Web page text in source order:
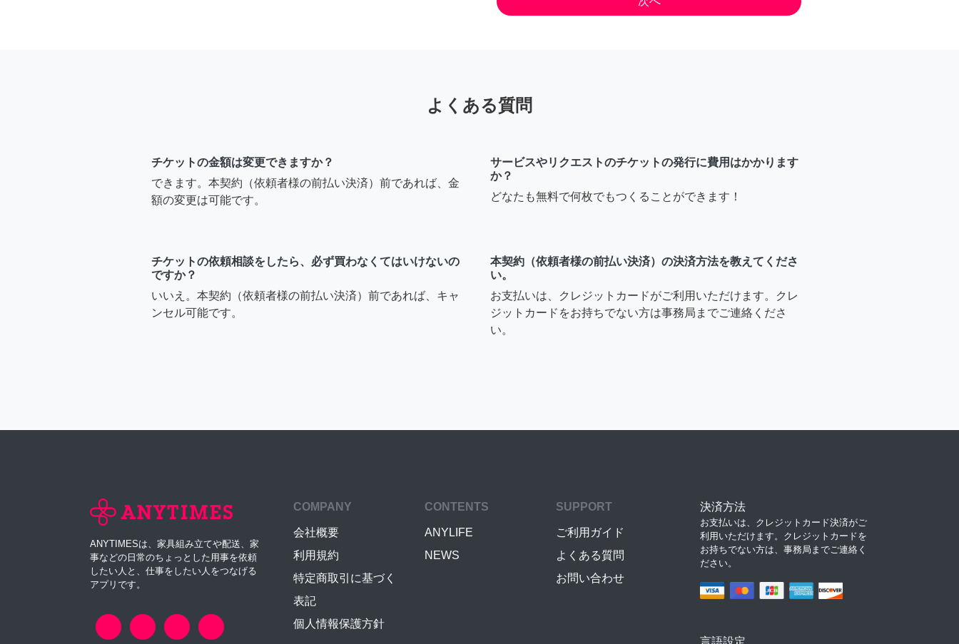
よくある質問
チケットの金額は変更できますか？
できます。本契約（依頼者様の前払い決済）前であれば、金
額の変更は可能です。
サービスやリクエストのチケットの発行に費用はかかります
か？
どなたも無料で何枚でもつくることができます！
チケットの依頼相談をしたら、必ず買わなくてはいけないの
ですか？
いいえ。本契約（依頼者様の前払い決済）前であれば、キャ
ンセル可能です。
本契約（依頼者様の前払い決済）の決済方法を教えてくださ
い。
お支払いは、クレジットカードがご利用いただけます。クレ
ジットカードをお持ちでない方は事務局までご連絡くださ
い。
ANYTIMESは、家具組み立てや配送、家
事などの日常のちょっとした用事を依頼
したい人と、仕事をしたい人をつなげる
アプリです。
COMPANY
会社概要
利用規約
特定商取引に基づく
表記
個人情報保護方針
CONTENTS
ANYLIFE
NEWS
SUPPORT
ご利用ガイド
よくある質問
お問い合わせ
決済方法
お支払いは、クレジットカード決済がご
利用いただけます。クレジットカードを
お持ちでない方は、事務局までご連絡く
ださい。
言語設定